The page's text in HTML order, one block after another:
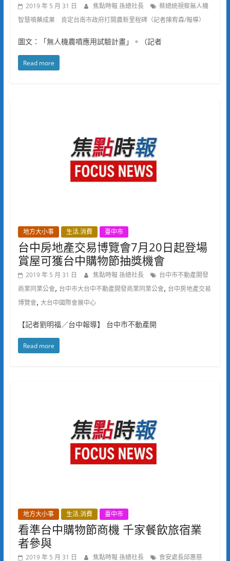
2019 年 5 月 31 日 焦點時報 孫總社長
蔡總統視察無人機
智慧噴藥成果 肯定台南市政府打開農新里程碑（記者陳宥森/報導）
圖文：「無人機農噴應用試驗計畫」。（記者
Read more
地方大小事 生活.消費 臺中市
台中房地產交易博覽會7月20日起登場
賞屋可獲台中購物節抽獎機會
2019 年 5 月 31 日 焦點時報 孫總社長
台中市不動產開發
商業同業公會, 台中市大台中不動產開發商業同業公會, 台中房地產交易
博覽會, 大台中國際會展中心
【記者劉明福／台中報導】 台中市不動產開
Read more
地方大小事 生活.消費 臺中市
看準台中購物節商機 千家餐飲旅宿業
者參與
2019 年 5 月 31 日 焦點時報 孫總社長 食安處長邱惠慈